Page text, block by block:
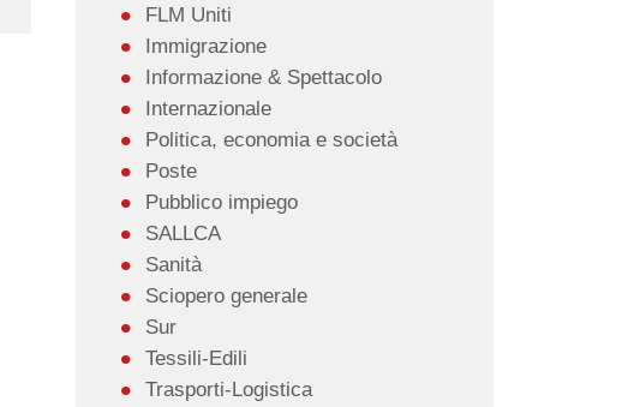
FLM Uniti
Immigrazione
Informazione & Spettacolo
Internazionale
Politica, economia e società
Poste
Pubblico impiego
SALLCA
Sanità
Sciopero generale
Sur
Tessili-Edili
Trasporti-Logistica